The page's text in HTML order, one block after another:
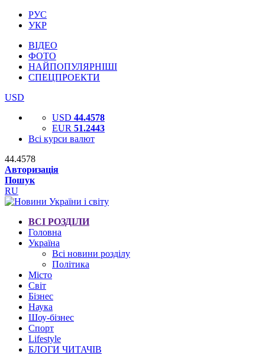
РУС
УКР
ВІДЕО
ФОТО
НАЙПОПУЛЯРНІШІ
СПЕЦПРОЕКТИ
USD
USD 44.4578
EUR 51.2443
Всі курси валют
44.4578
Авторизація
Пошук
RU
ВСІ РОЗДІЛИ
Головна
Україна
Всі новини розділу
Політика
Місто
Світ
Бізнес
Наука
Шоу-бізнес
Спорт
Lifestyle
БЛОГИ ЧИТАЧІВ